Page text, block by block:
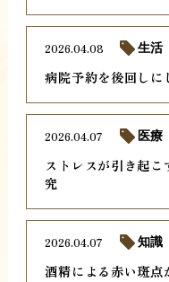
病院予約を後回しに
2026.04.08 生活
ストレスが引き起
究
2026.04.07 医療
酒精による赤い斑点
2026.04.07 知識